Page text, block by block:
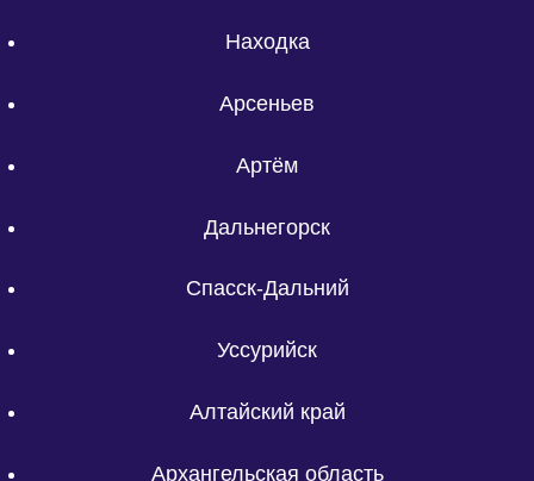
Находка
Арсеньев
Артём
Дальнегорск
Спасск-Дальний
Уссурийск
Алтайский край
Архангельская область